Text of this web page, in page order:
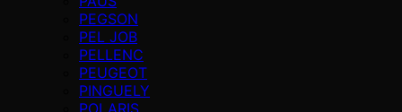
PEGSON
PEL JOB
PELLENC
PEUGEOT
PINGUELY
POLARIS